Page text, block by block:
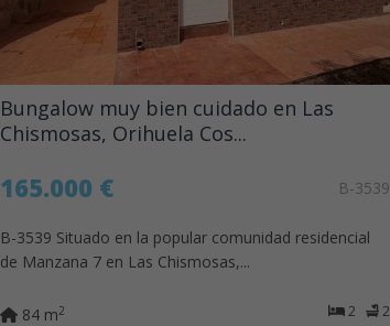
Bungalow muy bien cuidado en Las
Chismosas, Orihuela Cos...
165.000 € B-3539
B-3539 Situado en la popular comunidad residencial
de Manzana 7 en Las Chismosas,...
2 2
84 m2